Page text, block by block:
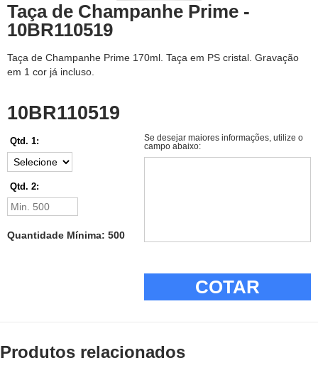
Taça de Champanhe Prime -
10BR110519
Taça de Champanhe Prime 170ml. Taça em PS cristal. Gravação
em 1 cor já incluso.
10BR110519
Qtd. 1:
Qtd. 2:
Quantidade Mínima: 500
Se desejar maiores informações, utilize o
campo abaixo:
COTAR
Produtos relacionados